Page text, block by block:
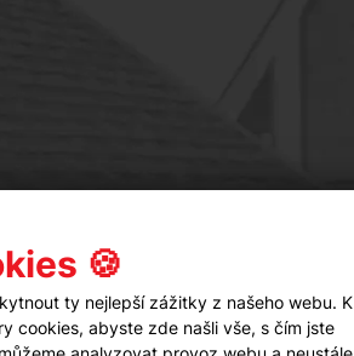
🍪
ty nejlepší zážitky z našeho webu. K
cookies, abyste zde našli vše, s čím jste